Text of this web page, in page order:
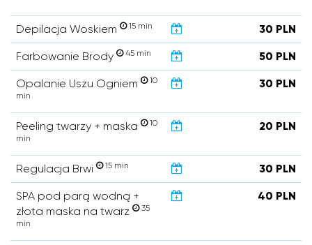
Depilacja Woskiem 15 min 30 PLN
Farbowanie Brody 45 min 50 PLN
Opalanie Uszu Ogniem
10
min
30 PLN
Peeling twarzy + maska
10
min
20 PLN
Regulacja Brwi 15 min 30 PLN
SPA pod parą wodną +
złota maska na twarz
35
min
40 PLN